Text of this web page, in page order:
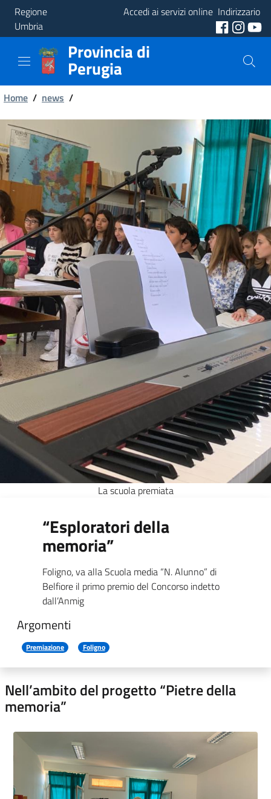
Regione
Umbria
Accedi ai servizi online Indirizzario
Provincia
Aree
Tematiche
Servizi
Provincia di
Perugia
Briciole
di
pane
Home / news /
La scuola premiata
“Esploratori della
memoria”
Foligno, va alla Scuola media “N. Alunno” di
Belfiore il primo premio del Concorso indetto
dall’Anmig
Argomenti
Premiazione Foligno
Nell’ambito del progetto “Pietre della
memoria”